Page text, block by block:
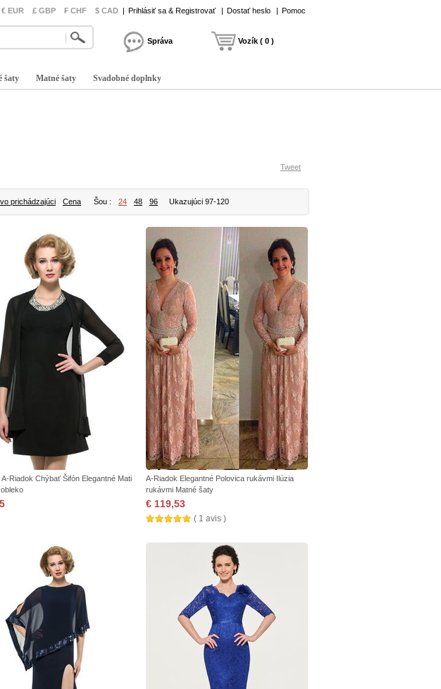
€ EUR £ GBP ₣ CHF $ CAD | Prihlásiť sa & Registrovať | Dostať heslo | Pomoc
Správa Vozík ( 0 )
šaty Matné šaty Svadobné doplnky
Tweet
prichádzajúci Cena Šou : 24 48 96 Ukazujúci 97-120
A-Riadok Chýbať Šifón Elegantné Mati
A-Riadok Elegantné Polovica rukávmi Ilúzia
rukávmi Matné šaty
€ 119,53
( 1 avis )